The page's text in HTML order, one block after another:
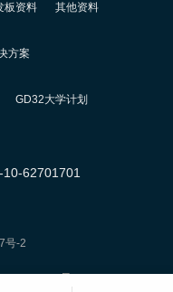
板资料 其他资料
方案
GD32大学计划
10-62701701
号-2
号